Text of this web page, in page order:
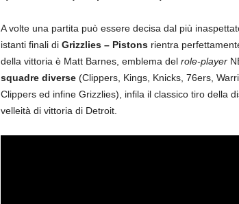
A volte una partita può essere decisa dal più
istanti finali di Grizzlies – Pistonsrientra
della vittoria è Matt Barnes, emblema del role-player
squadre diverse(Clippers, Kings, Knicks, 76ers,
Clippers ed infine Grizzlies), infila il classico tiro della
velleità di vittoria di Detroit.